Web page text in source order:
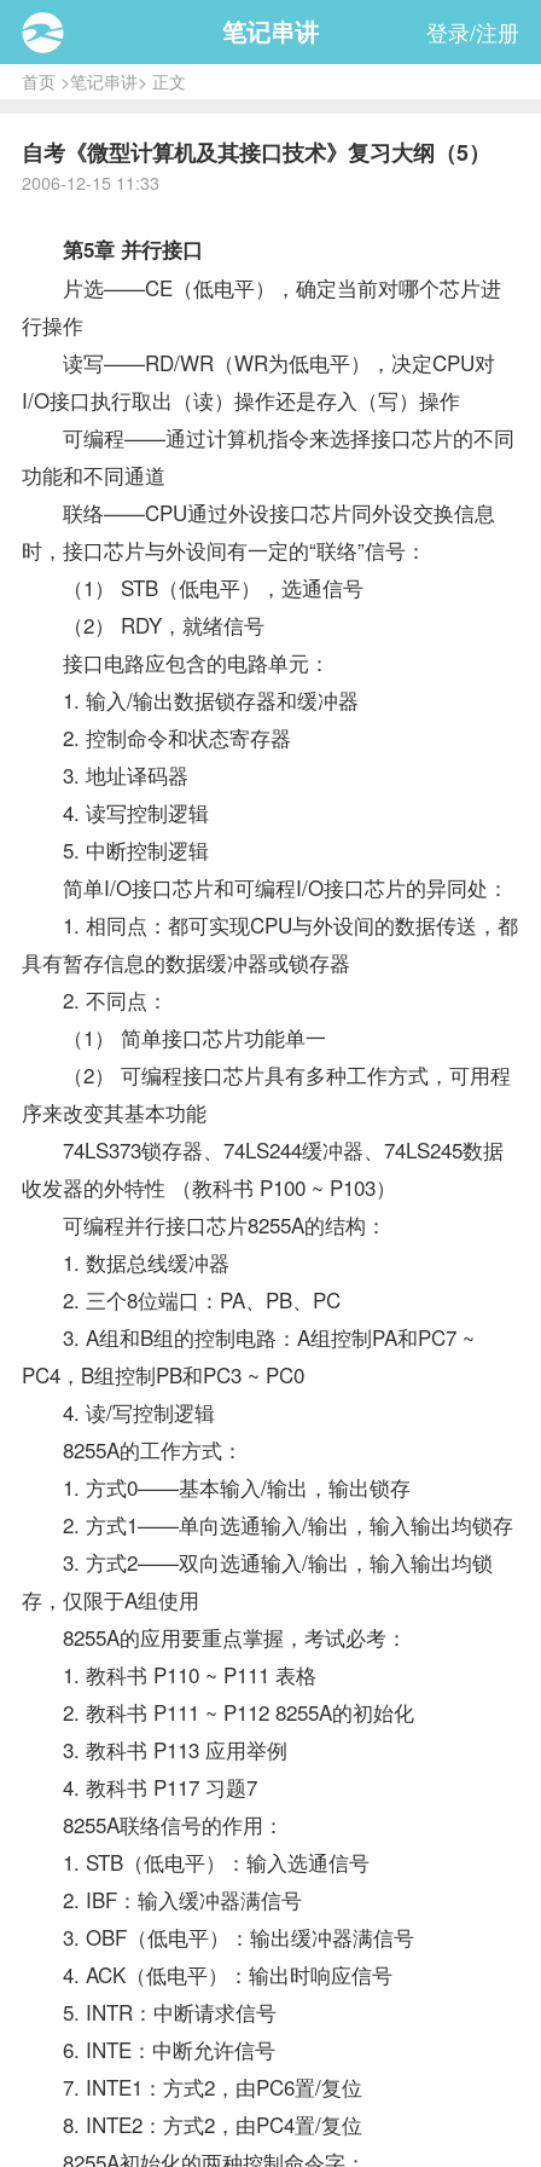
笔记串讲 登录/注册
首页>笔记串讲> 正文
自考《微型计算机及其接口技术》复习大纲（5）
2006-12-15 11:33
第5章 并行接口
片选——CE（低电平），确定当前对哪个芯片进
行操作
读写——RD/WR（WR为低电平），决定CPU对
I/O接口执行取出（读）操作还是存入（写）操作
可编程——通过计算机指令来选择接口芯片的不同
功能和不同通道
联络——CPU通过外设接口芯片同外设交换信息
时，接口芯片与外设间有一定的“联络”信号：
（1） STB（低电平），选通信号
（2） RDY，就绪信号
接口电路应包含的电路单元：
1. 输入/输出数据锁存器和缓冲器
2. 控制命令和状态寄存器
3. 地址译码器
4. 读写控制逻辑
5. 中断控制逻辑
简单I/O接口芯片和可编程I/O接口芯片的异同处：
1. 相同点：都可实现CPU与外设间的数据传送，都
具有暂存信息的数据缓冲器或锁存器
2. 不同点：
（1） 简单接口芯片功能单一
（2） 可编程接口芯片具有多种工作方式，可用程
序来改变其基本功能
74LS373锁存器、74LS244缓冲器、74LS245数据
收发器的外特性 （教科书 P100 ~ P103）
可编程并行接口芯片8255A的结构：
1. 数据总线缓冲器
2. 三个8位端口：PA、PB、PC
3. A组和B组的控制电路：A组控制PA和PC7 ~
PC4，B组控制PB和PC3 ~ PC0
4. 读/写控制逻辑
8255A的工作方式：
1. 方式0——基本输入/输出，输出锁存
2. 方式1——单向选通输入/输出，输入输出均锁存
3. 方式2——双向选通输入/输出，输入输出均锁
存，仅限于A组使用
8255A的应用要重点掌握，考试必考：
1. 教科书 P110 ~ P111 表格
2. 教科书 P111 ~ P112 8255A的初始化
3. 教科书 P113 应用举例
4. 教科书 P117 习题7
8255A联络信号的作用：
1. STB（低电平）：输入选通信号
2. IBF：输入缓冲器满信号
3. OBF（低电平）：输出缓冲器满信号
4. ACK（低电平）：输出时响应信号
5. INTR：中断请求信号
6. INTE：中断允许信号
7. INTE1：方式2，由PC6置/复位
8. INTE2：方式2，由PC4置/复位